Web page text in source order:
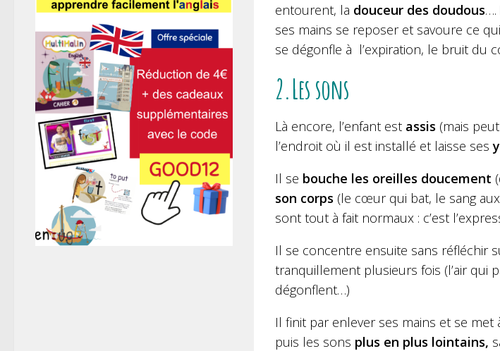
entourent, la douceur des doudous….
ses mains se reposer et savoure ce
se dégonfle à l’expiration, le bruit du
2.Les sons
Là encore, l’enfant est assis (mais
l’endroit où il est installé et laisse ses
Il se bouche les oreilles doucement
son corps (le cœur qui bat, le sang
sont tout à fait normaux : c’est
Il se concentre ensuite sans réfléchir
tranquillement plusieurs fois (l’air qui
dégonflent…)
Il finit par enlever ses mains et se met
puis les sons plus en plus lointains,